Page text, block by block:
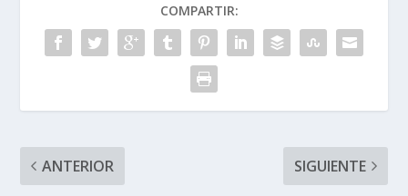
COMPARTIR:
ANTERIOR SIGUIENTE